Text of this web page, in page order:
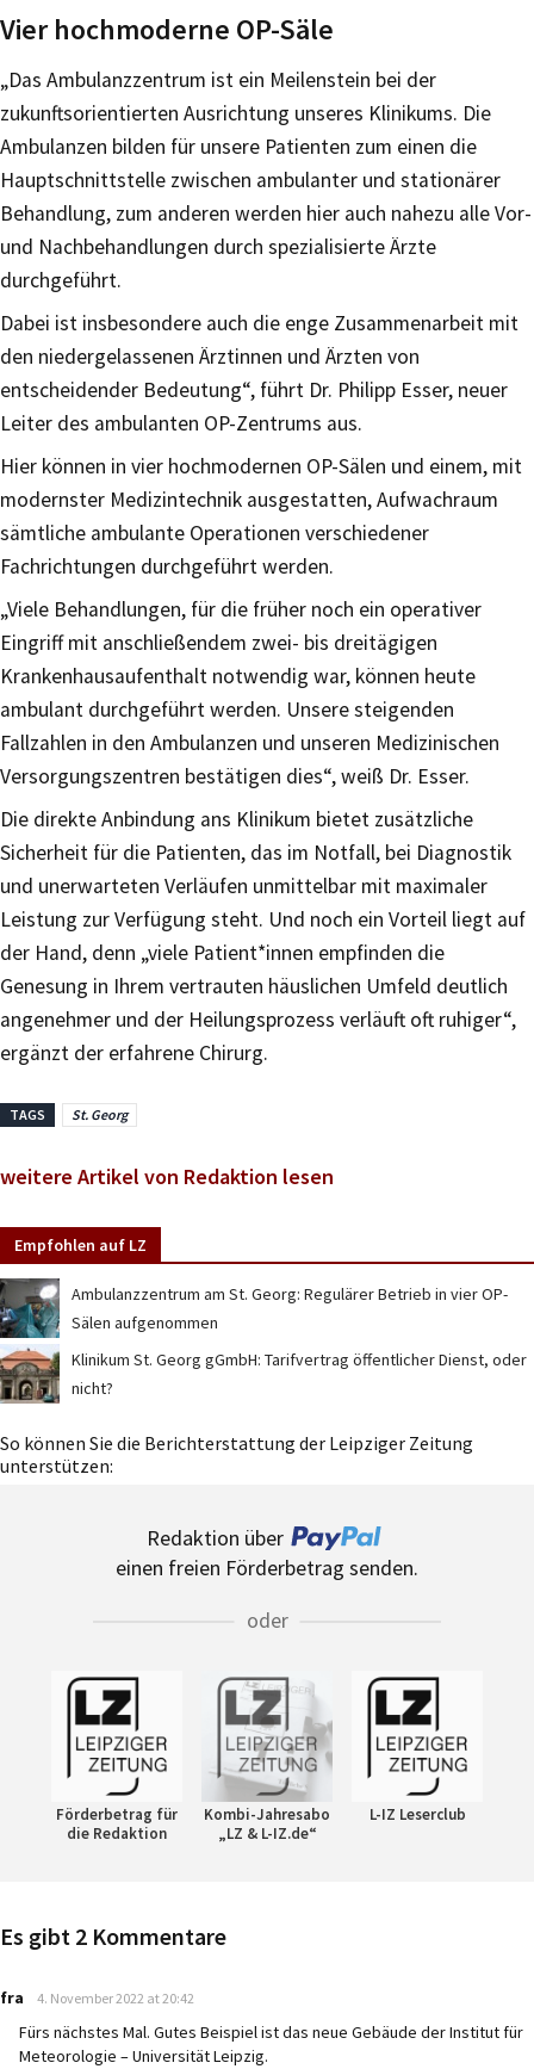
Vier hochmoderne OP-Säle
„Das Ambulanzzentrum ist ein Meilenstein bei der
zukunftsorientierten Ausrichtung unseres Klinikums. Die
Ambulanzen bilden für unsere Patienten zum einen die
Hauptschnittstelle zwischen ambulanter und stationärer
Behandlung, zum anderen werden hier auch nahezu alle Vor-
und Nachbehandlungen durch spezialisierte Ärzte
durchgeführt.
Dabei ist insbesondere auch die enge Zusammenarbeit mit
den niedergelassenen Ärztinnen und Ärzten von
entscheidender Bedeutung“, führt Dr. Philipp Esser, neuer
Leiter des ambulanten OP-Zentrums aus.
Hier können in vier hochmodernen OP-Sälen und einem, mit
modernster Medizintechnik ausgestatten, Aufwachraum
sämtliche ambulante Operationen verschiedener
Fachrichtungen durchgeführt werden.
„Viele Behandlungen, für die früher noch ein operativer
Eingriff mit anschließendem zwei- bis dreitägigen
Krankenhausaufenthalt notwendig war, können heute
ambulant durchgeführt werden. Unsere steigenden
Fallzahlen in den Ambulanzen und unseren Medizinischen
Versorgungszentren bestätigen dies“, weiß Dr. Esser.
Die direkte Anbindung ans Klinikum bietet zusätzliche
Sicherheit für die Patienten, das im Notfall, bei Diagnostik
und unerwarteten Verläufen unmittelbar mit maximaler
Leistung zur Verfügung steht. Und noch ein Vorteil liegt auf
der Hand, denn „viele Patient*innen empfinden die
Genesung in Ihrem vertrauten häuslichen Umfeld deutlich
angenehmer und der Heilungsprozess verläuft oft ruhiger“,
ergänzt der erfahrene Chirurg.
TAGS St. Georg
weitere Artikel von Redaktion lesen
Empfohlen auf LZ
Ambulanzzentrum am St. Georg: Regulärer Betrieb in vier OP-
Sälen aufgenommen
Klinikum St. Georg gGmbH: Tarifvertrag öffentlicher Dienst, oder
nicht?
So können Sie die Berichterstattung der Leipziger Zeitung
unterstützen:
Redaktion über
einen freien Förderbetrag senden.
oder
Förderbetrag für
die Redaktion
Kombi-Jahresabo
„LZ & L-IZ.de“
L-IZ Leserclub
Es gibt 2 Kommentare
fra says:
4. November 2022 at 20:42
Fürs nächstes Mal. Gutes Beispiel ist das neue Gebäude der Institut für
Meteorologie – Universität Leipzig.